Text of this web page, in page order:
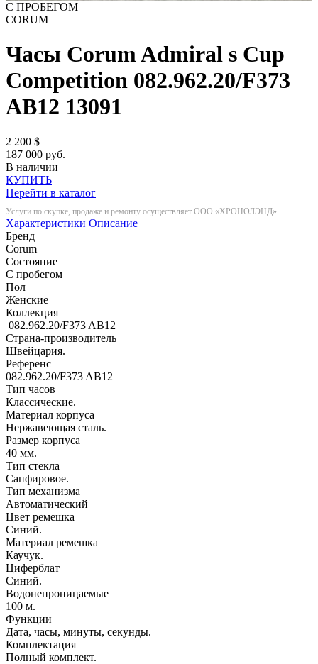
С ПРОБЕГОМ
CORUM
Часы Corum Admiral s Cup
Competition 082.962.20/F373
AB12 13091
2 200 $
187 000 руб.
В наличии
КУПИТЬ
Перейти в каталог
Услуги по скупке, продаже и ремонту осуществляет ООО «ХРОНОЛЭНД»
Характеристики Описание
Бренд
Corum
Состояние
С пробегом
Пол
Женские
Коллекция
082.962.20/F373 AB12
Страна-производитель
Швейцария.
Референс
082.962.20/F373 AB12
Тип часов
Классические.
Материал корпуса
Нержавеющая сталь.
Размер корпуса
40 мм.
Тип стекла
Сапфировое.
Тип механизма
Автоматический
Цвет ремешка
Синий.
Материал ремешка
Каучук.
Циферблат
Синий.
Водонепроницаемые
100 м.
Функции
Дата, часы, минуты, секунды.
Комплектация
Полный комплект.